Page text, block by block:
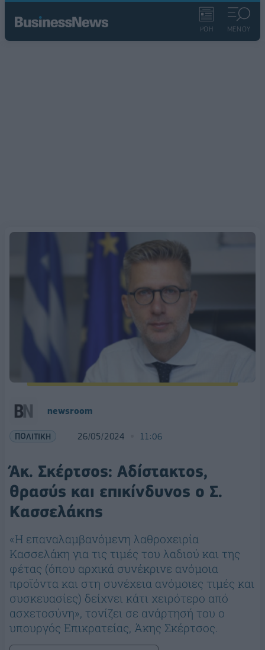
ΡΟΗ ΜΕΝΟΥ
newsroom
ΠΟΛΙΤΙΚΗ 26/05/2024 11:06
Άκ. Σκέρτσος: Αδίστακτος,
θρασύς και επικίνδυνος ο Σ.
Κασσελάκης
«Η επαναλαμβανόμενη λαθροχειρία
Κασσελάκη για τις τιμές του λαδιού και της
φέτας (όπου αρχικά συνέκρινε ανόμοια
προϊόντα και στη συνέχεια ανόμοιες τιμές και
συσκευασίες) δείχνει κάτι χειρότερο από
ασχετοσύνη», τονίζει σε ανάρτησή του ο
υπουργός Επικρατείας, Άκης Σκέρτσος.